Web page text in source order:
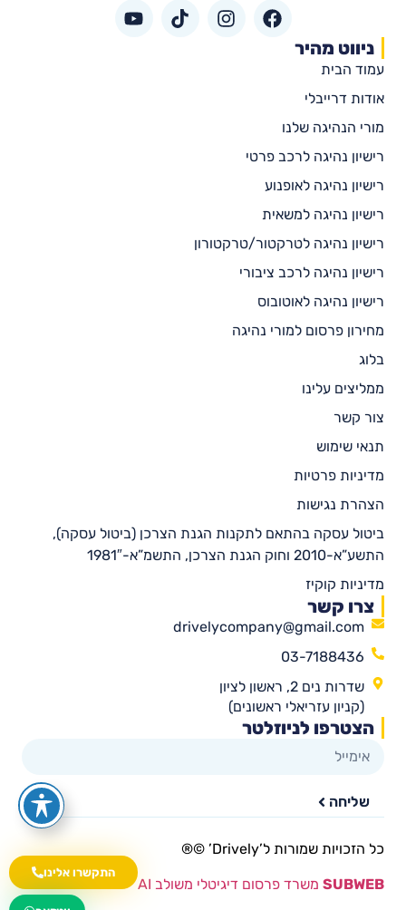
התקשרו אלינו
wa.me/535216644
ניווט מהיר
עמוד הבית
אודות דרייבלי
מורי הנהיגה שלנו
רישיון נהיגה לרכב פרטי
רישיון נהיגה לאופנוע
רישיון נהיגה למשאית
רישיון נהיגה לטרקטור/טרקטורון
רישיון נהיגה לרכב ציבורי
רישיון נהיגה לאוטובוס
מחירון פרסום למורי נהיגה
בלוג
ממליצים עלינו
צור קשר
תנאי שימוש
מדיניות פרטיות
הצהרת נגישות
ביטול עסקה בהתאם לתקנות הגנת הצרכן (ביטול עסקה),
התשע”א-2010 וחוק הגנת הצרכן, התשמ”א-1981″
מדיניות קוקיז
צרו קשר
drivelycompany@gmail.com
03-7188436
שדרות נים 2, ראשון לציון
(קניון עזריאלי ראשונים)
הצטרפו לניוזלטר
שליחה
כל הזכויות שמורות ל’Drively’ ©®​
SUBWEB משרד פרסום דיגיטלי משולב AI